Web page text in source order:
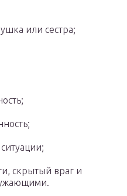
или сестра;
скрытый враг и